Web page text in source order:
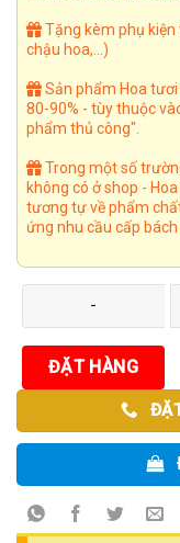
Tặng kèm phụ
chậu hoa,...)
Sản phẩm Hoa
80-90% - tùy thuộc
phẩm thủ công".
Trong một số
không có ở shop -
tương tự về phẩm
ứng nhu cầu cấp
ĐẶT HÀNG